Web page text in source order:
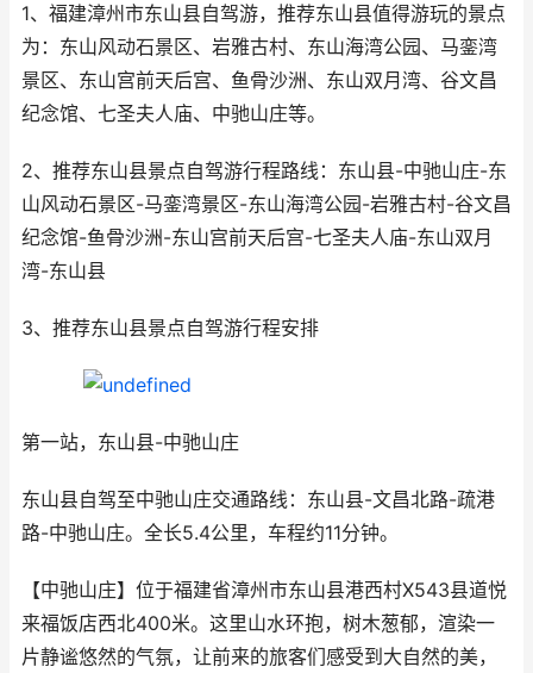
1、福建漳州市东山县自驾游，推荐东山县值得游玩的景点
为：东山风动石景区、岩雅古村、东山海湾公园、马銮湾
景区、东山宫前天后宫、鱼骨沙洲、东山双月湾、谷文昌
纪念馆、七圣夫人庙、中驰山庄等。
2、推荐东山县景点自驾游行程路线：东山县-中驰山庄-东
山风动石景区-马銮湾景区-东山海湾公园-岩雅古村-谷文昌
纪念馆-鱼骨沙洲-东山宫前天后宫-七圣夫人庙-东山双月
湾-东山县
3、推荐东山县景点自驾游行程安排
第一站，东山县-中驰山庄
东山县自驾至中驰山庄交通路线：东山县-文昌北路-疏港
路-中驰山庄。全长5.4公里，车程约11分钟。
【中驰山庄】位于福建省漳州市东山县港西村X543县道悦
来福饭店西北400米。这里山水环抱，树木葱郁，渲染一
片静谧悠然的气氛，让前来的旅客们感受到大自然的美，